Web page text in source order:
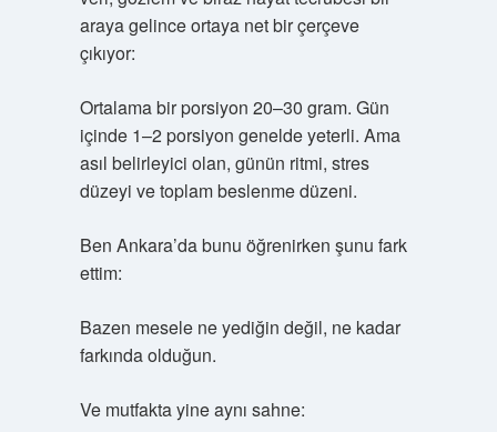
araya gelince ortaya net bir çerçeve
çıkıyor:
Ortalama bir porsiyon 20–30 gram. Gün
içinde 1–2 porsiyon genelde yeterli. Ama
asıl belirleyici olan, günün ritmi, stres
düzeyi ve toplam beslenme düzeni.
Ben Ankara’da bunu öğrenirken şunu fark
ettim:
Bazen mesele ne yediğin değil, ne kadar
farkında olduğun.
Ve mutfakta yine aynı sahne: